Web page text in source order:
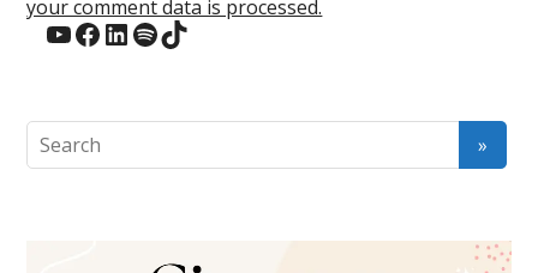
your comment data is processed.
YouTube
Facebook
LinkedIn
Spotify
TikTok